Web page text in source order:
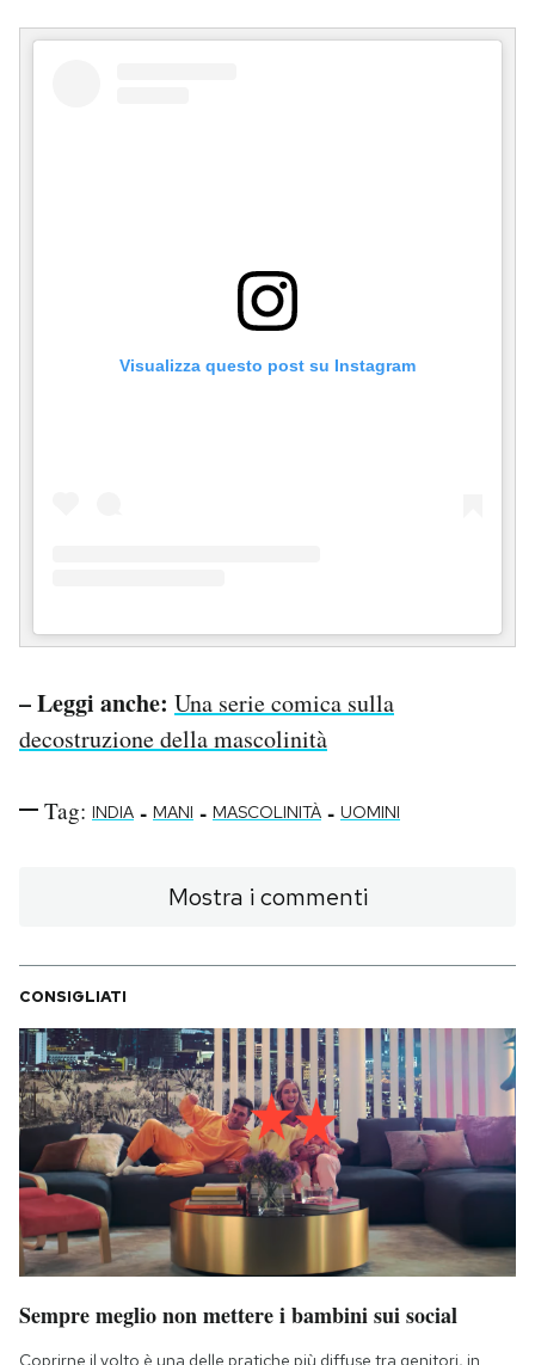
Visualizza questo post su Instagram
– Leggi anche: Una serie comica sulla
decostruzione della mascolinità
Tag: INDIA - MANI - MASCOLINITÀ - UOMINI
Mostra i commenti
CONSIGLIATI
Sempre meglio non mettere i bambini sui social
Coprirne il volto è una delle pratiche più diffuse tra genitori, in